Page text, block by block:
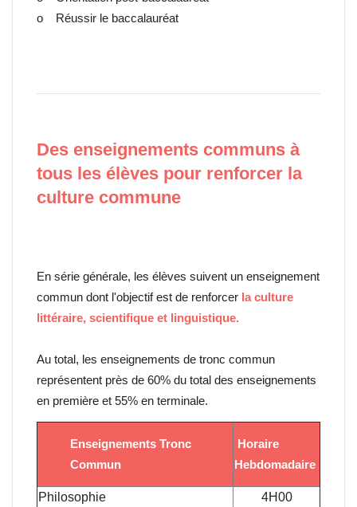
o Réussir le baccalauréat
Des enseignements communs à
tous les élèves pour renforcer la
culture commune
En série générale, les élèves suivent un enseignement
commun dont l'objectif est de renforcer la culture
littéraire, scientifique et linguistique.
Au total, les enseignements de tronc commun
représentent près de 60% du total des enseignements
en première et 55% en terminale.
Enseignements Tronc
Commun
Horaire
Hebdomadaire
Philosophie
4H00